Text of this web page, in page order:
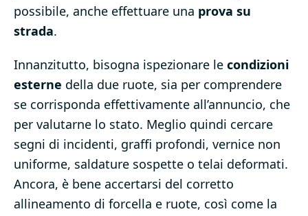
possibile, anche effettuare una prova su
strada.
Innanzitutto, bisogna ispezionare le condizioni
esterne della due ruote, sia per comprendere
se corrisponda effettivamente all’annuncio, che
per valutarne lo stato. Meglio quindi cercare
segni di incidenti, graffi profondi, vernice non
uniforme, saldature sospette o telai deformati.
Ancora, è bene accertarsi del corretto
allineamento di forcella e ruote, così come la